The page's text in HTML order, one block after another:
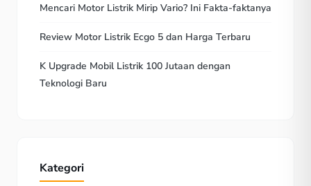
Mencari Motor Listrik Mirip Vario? Ini Fakta-faktanya
Review Motor Listrik Ecgo 5 dan Harga Terbaru
K Upgrade Mobil Listrik 100 Jutaan dengan
Teknologi Baru
Kategori